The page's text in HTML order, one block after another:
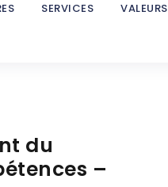
SERVICES VALEURS
du
–